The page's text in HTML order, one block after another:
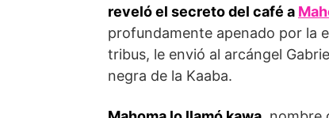
reveló el secreto del café a
profundamente apenado por la
tribus, le envió al arcángel
negra de la Kaaba.